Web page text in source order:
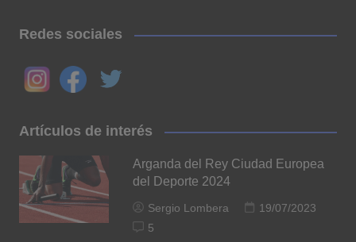
Redes sociales
Artículos de interés
Arganda del Rey Ciudad Europea
del Deporte 2024
Sergio Lombera
19/07/2023
5